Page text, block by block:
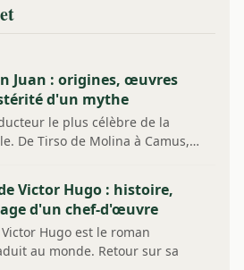
Juan : origines, œuvres
d'un mythe
le plus célèbre de la
De Tirso de Molina à Camus,…
Victor Hugo : histoire,
d'un chef-d'œuvre
Hugo est le roman
au monde. Retour sur sa